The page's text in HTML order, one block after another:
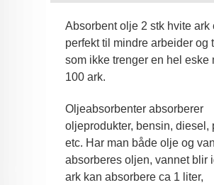
Absorbent olje 2 stk hvite ark
perfekt til mindre arbeider og
som ikke trenger en hel eske
100 ark.
Oljeabsorbenter absorberer
oljeprodukter, bensin, diesel,
etc. Har man både olje og
absorberes oljen, vannet blir
ark kan absorbere ca 1 liter,